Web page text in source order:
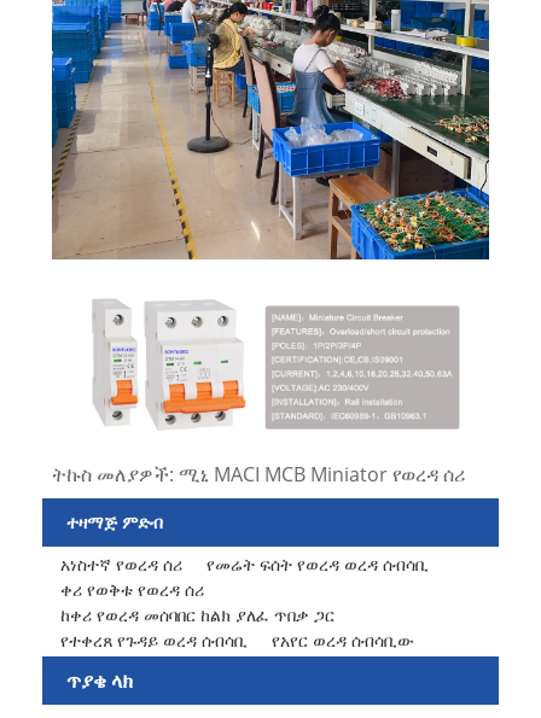
ትኩስ መለያዎች: ሚኒ MACI MCB Miniator የወረዳ ሰሪ
ተዛማጅ ምድብ
አነስተኛ የወረዳ ሰሪ
የመሬት ፍሰት የወረዳ ወረዳ ሰብሳቢ
ቀሪ የወቅቱ የወረዳ ሰሪ
ከቀሪ የወረዳ መሰባበር ከልክ ያለፈ ጥበቃ ጋር
የተቀረጸ የጉዳይ ወረዳ ሰብሳቢ
የአየር ወረዳ ሰብሳቢው
ጥያቄ ላክ